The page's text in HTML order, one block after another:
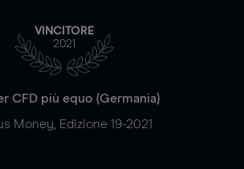
VINCITORE
2021
CFD più equo (Germania)
Money, Edizione 19-2021